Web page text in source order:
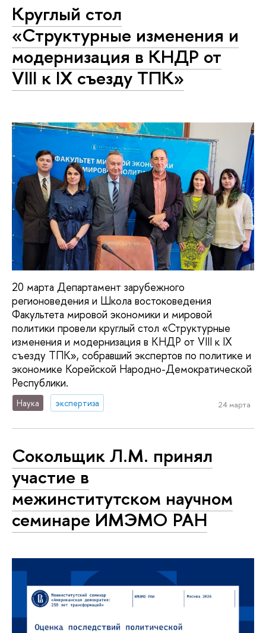
Круглый стол
«Структурные изменения и
модернизация в КНДР от
VIII к IX съезду ТПК»
20 марта Департамент зарубежного
регионоведения и Школа востоковедения
Факультета мировой экономики и мировой
политики провели круглый стол «Структурные
изменения и модернизация в КНДР от VIII к IX
съезду ТПК», собравший экспертов по политике и
экономике Корейской Народно-Демократической
Республики.
Наука экспертиза 24 марта
Сокольщик Л.М. принял
участие в
межинститутском научном
семинаре ИМЭМО РАН